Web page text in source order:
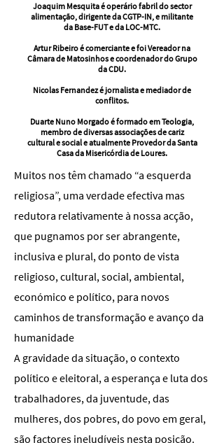
Joaquim Mesquita é operário fabril do sector
alimentação, dirigente da CGTP-IN, e militante
da Base-FUT e da LOC-MTC.
Artur Ribeiro é comerciante e foi Vereador na
Câmara de Matosinhos e coordenador do Grupo
da CDU.
Nicolas Fernandez é jornalista e mediador de
conflitos.
Duarte Nuno Morgado é formado em Teologia,
membro de diversas associações de cariz
cultural e social e atualmente Provedor da Santa
Casa da Misericórdia de Loures.
Muitos nos têm chamado “a esquerda
religiosa”, uma verdade efectiva mas
redutora relativamente à nossa acção,
que pugnamos por ser abrangente,
inclusiva e plural, do ponto de vista
religioso, cultural, social, ambiental,
económico e político, para novos
caminhos de transformação e avanço da
humanidade
A gravidade da situação, o contexto
político e eleitoral, a esperança e luta dos
trabalhadores, da juventude, das
mulheres, dos pobres, do povo em geral,
são factores ineludíveis nesta posição.